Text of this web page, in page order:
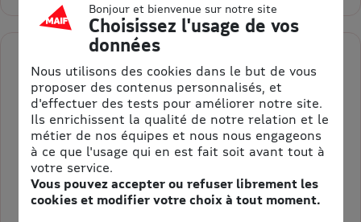
Sensas Clermont 1 personne pour une
partie de 4 à 6 joueurs
Validité : 1 an à partir de la date d'achat
Sensas Clermont E-billet 1 personne pour une partie de 4
à 6 joueurs
Bonjour et bienvenue sur notre site
Choisissez l'usage de vos
données
Nous utilisons des cookies dans le but de vous
proposer des contenus personnalisés, et
d'effectuer des tests pour améliorer notre site.
Ils enrichissent la qualité de notre relation et le
métier de nos équipes et nous nous engageons
à ce que l'usage qui en est fait soit avant tout à
votre service.
Vous pouvez accepter ou refuser librement les
cookies et modifier votre choix à tout moment.